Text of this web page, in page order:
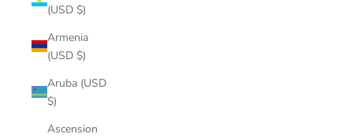
(USD $)
Armenia
(USD $)
Aruba (USD
$)
Ascension